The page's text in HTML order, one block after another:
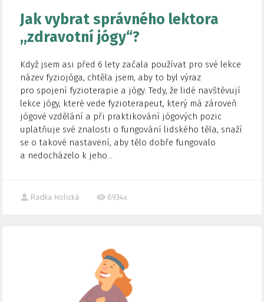
Jak vybrat správného lektora
,,zdravotní jógy“?
Když jsem asi před 6 lety začala používat pro své lekce
název fyziojóga, chtěla jsem, aby to byl výraz
pro spojení fyzioterapie a jógy. Tedy, že lidé navštěvují
lekce jógy, které vede fyzioterapeut, který má zároveň
jógové vzdělání a při praktikování jógových pozic
uplatňuje své znalosti o fungování lidského těla, snaží
se o takové nastavení, aby tělo dobře fungovalo
a nedocházelo k jeho...
Radka Holická 6934x